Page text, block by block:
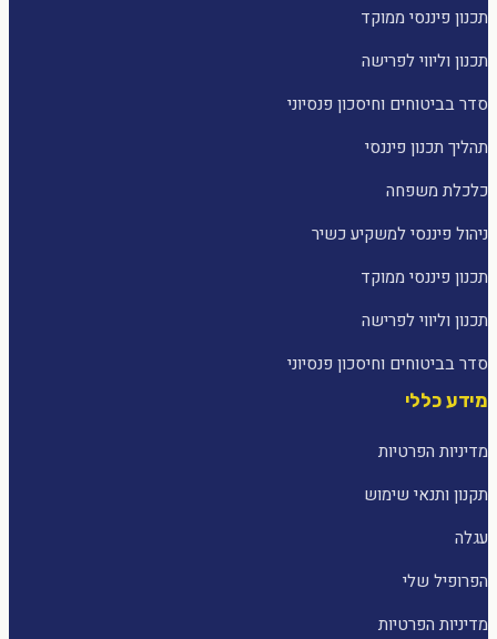
תכנון פיננסי ממוקד
תכנון וליווי לפרישה
סדר בביטוחים וחיסכון פנסיוני
תהליך תכנון פיננסי
כלכלת משפחה
ניהול פיננסי למשקיע כשיר
תכנון פיננסי ממוקד
תכנון וליווי לפרישה
סדר בביטוחים וחיסכון פנסיוני
מידע כללי
מדיניות הפרטיות
תקנון ותנאי שימוש
עגלה
הפרופיל שלי
מדיניות הפרטיות